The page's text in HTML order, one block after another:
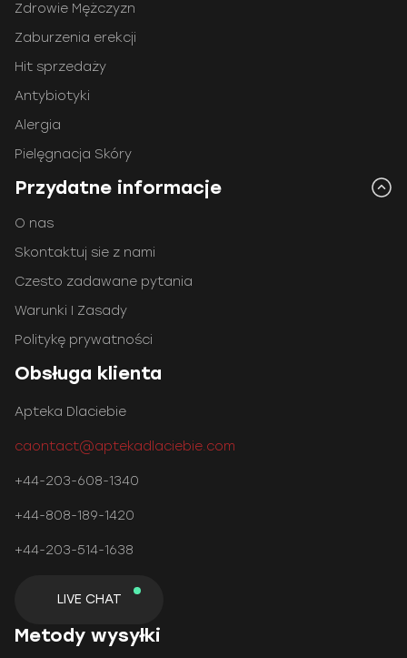
Zdrowie Mężczyzn
Zaburzenia erekcji
Hit sprzedaży
Antybiotyki
Alergia
Pielęgnacja Skóry
Przydatne informacje
O nas
Skontaktuj sie z nami
Czesto zadawane pytania
Warunki I Zasady
Politykę prywatności
Obsługa klienta
Apteka Dlaciebie
caontact@aptekadlaciebie.com
+44-203-608-1340
+44-808-189-1420
+44-203-514-1638
LIVE CHAT
Metody wysyłki